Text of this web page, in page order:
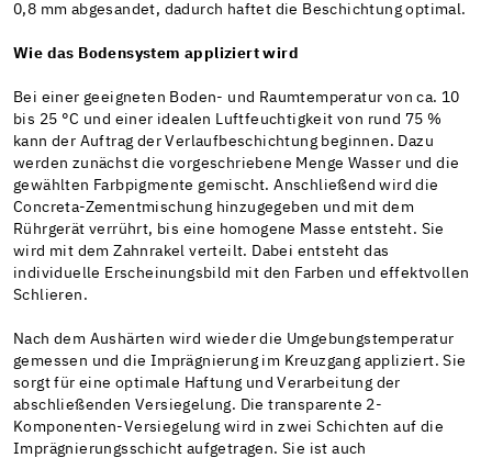
0,8 mm abgesandet, dadurch haftet die Beschichtung optimal.
Wie das Bodensystem appliziert wird
Bei einer geeigneten Boden- und Raumtemperatur von ca. 10
bis 25 °C und einer idealen Luftfeuchtigkeit von rund 75 %
kann der Auftrag der Verlaufbeschichtung beginnen. Dazu
werden zunächst die vorgeschriebene Menge Wasser und die
gewählten Farbpigmente gemischt. Anschließend wird die
Concreta-Zementmischung hinzugegeben und mit dem
Rührgerät verrührt, bis eine homogene Masse entsteht. Sie
wird mit dem Zahnrakel verteilt. Dabei entsteht das
individuelle Erscheinungsbild mit den Farben und effektvollen
Schlieren.
Nach dem Aushärten wird wieder die Umgebungstemperatur
gemessen und die Imprägnierung im Kreuzgang appliziert. Sie
sorgt für eine optimale Haftung und Verarbeitung der
abschließenden Versiegelung. Die transparente 2-
Komponenten-Versiegelung wird in zwei Schichten auf die
Imprägnierungsschicht aufgetragen. Sie ist auch